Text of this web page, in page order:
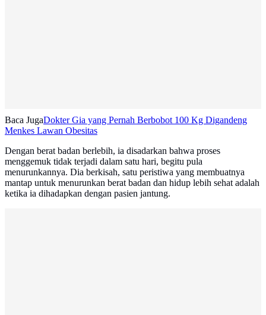
Baca JugaDokter Gia yang Pernah Berbobot 100 Kg Digandeng
Menkes Lawan Obesitas
Dengan berat badan berlebih, ia disadarkan bahwa proses
menggemuk tidak terjadi dalam satu hari, begitu pula
menurunkannya. Dia berkisah, satu peristiwa yang membuatnya
mantap untuk menurunkan berat badan dan hidup lebih sehat adalah
ketika ia dihadapkan dengan pasien jantung.